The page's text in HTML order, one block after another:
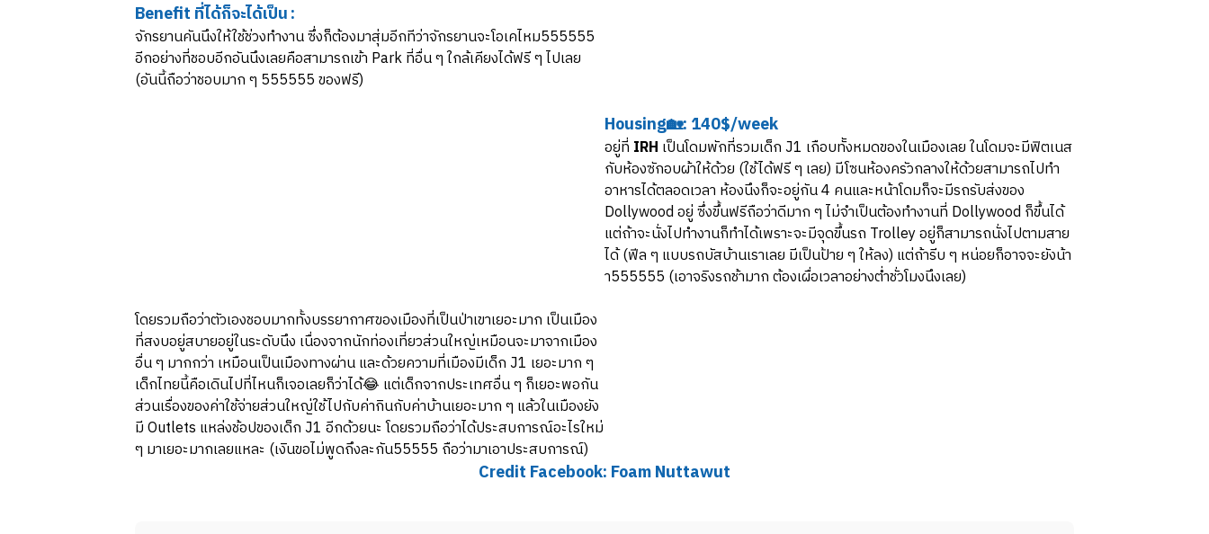
Benefit ที่ได้ก็จะได้เป็น :
จักรยานคันนึงให้ใช้ช่วงทำงาน ซึ่งก็ต้องมาสุ่มอีกทีว่าจักรยานจะโอเคไหม555555
อีกอย่างที่ชอบอีกอันนึงเลยคือสามารถเข้า Park ที่อื่น ๆ ใกล้เคียงได้ฟรี ๆ ไปเลย
(อันนี้ถือว่าชอบมาก ๆ 555555 ของฟรี)
Housing🏡: 140$/week
อยู่ที่ IRH เป็นโดมพักที่รวมเด็ก J1 เกือบทัังหมดของในเมืองเลย ในโดมจะมีฟิตเนส
กับห้องซักอบผ้าให้ด้วย (ใช้ได้ฟรี ๆ เลย) มีโซนห้องครัวกลางให้ด้วยสามารถไปทำ
อาหารได้ตลอดเวลา ห้องนึงก็จะอยู่กัน 4 คนและหน้าโดมก็จะมีรถรับส่งของ
Dollywood อยู่ ซึ่งขึ้นฟรีถือว่าดีมาก ๆ ไม่จำเป็นต้องทำงานที่ Dollywood ก็ขึ้นได้
แต่ถ้าจะนั่งไปทำงานก็ทำได้เพราะจะมีจุดขึ้นรถ Trolley อยู่ก็สามารถนั่งไปตามสาย
ได้ (ฟีล ๆ แบบรถบัสบ้านเราเลย มีเป็นป้าย ๆ ให้ลง) แต่ถ้ารีบ ๆ หน่อยก็อาจจะยังน้า
า555555 (เอาจริงรถช้ามาก ต้องเผื่อเวลาอย่างต่ำชั่วโมงนึงเลย)
โดยรวมถือว่าตัวเองชอบมากทั้งบรรยากาศของเมืองที่เป็นป่าเขาเยอะมาก เป็นเมือง
ที่สงบอยู่สบายอยู่ในระดับนึง เนื่องจากนักท่องเที่ยวส่วนใหญ่เหมือนจะมาจากเมือง
อื่น ๆ มากกว่า เหมือนเป็นเมืองทางผ่าน และด้วยความที่เมืองมีเด็ก J1 เยอะมาก ๆ
เด็กไทยนี้คือเดินไปที่ไหนก็เจอเลยก็ว่าได้😂 แต่เด็กจากประเทศอื่น ๆ ก็เยอะพอกัน
ส่วนเรื่องของค่าใช้จ่ายส่วนใหญ่ใช้ไปกับค่ากินกับค่าบ้านเยอะมาก ๆ แล้วในเมืองยัง
มี Outlets แหล่งช้อปของเด็ก J1 อีกด้วยนะ โดยรวมถือว่าได้ประสบการณ์อะไรใหม่
ๆ มาเยอะมากเลยแหละ (เงินขอไม่พูดถึงละกัน55555 ถือว่ามาเอาประสบการณ์)
Credit Facebook: Foam Nuttawut